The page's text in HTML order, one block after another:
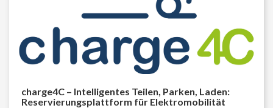
charge4C – Intelligentes Teilen, Parken, Laden:
Reservierungsplattform für Elektromobilität